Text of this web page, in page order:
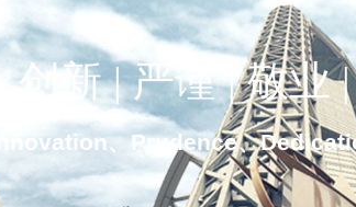
创新 | 严谨 | 敬业
Innovation、Prudence、